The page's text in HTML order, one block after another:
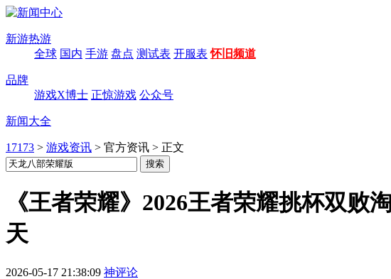
新游热游
全球 国内 手游 盘点 测试表 开服表 怀旧频道
品牌
游戏X博士 正惊游戏 公众号
新闻大全
17173 > 游戏资讯 > 官方资讯 > 正文
《王者荣耀》2026王者荣耀挑杯双
天
2026-05-17 21:38:09 神评论